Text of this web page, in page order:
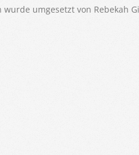
wurde umgesetzt von Rebekah